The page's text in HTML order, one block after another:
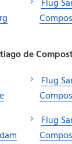
Flug
de
Flug
Flug